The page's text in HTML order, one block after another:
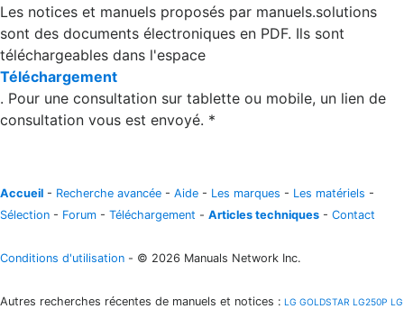
Les notices et manuels proposés par manuels.solutions
sont des documents électroniques en PDF. Ils sont
téléchargeables dans l'espace
Téléchargement
. Pour une consultation sur tablette ou mobile, un lien de
consultation vous est envoyé. *
Accueil - Recherche avancée - Aide - Les marques - Les matériels -
Sélection - Forum - Téléchargement - Articles techniques - Contact
Conditions d'utilisation - © 2026 Manuals Network Inc.
Autres recherches récentes de manuels et notices : LG GOLDSTAR LG250P LG